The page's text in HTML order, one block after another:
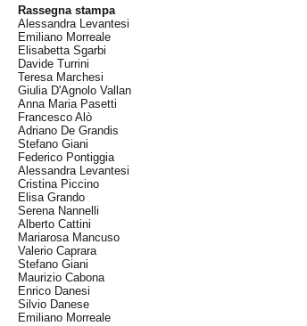
Rassegna stampa
Alessandra Levantesi
Emiliano Morreale
Elisabetta Sgarbi
Davide Turrini
Teresa Marchesi
Giulia D'Agnolo Vallan
Anna Maria Pasetti
Francesco Alò
Adriano De Grandis
Stefano Giani
Federico Pontiggia
Alessandra Levantesi
Cristina Piccino
Elisa Grando
Serena Nannelli
Alberto Cattini
Mariarosa Mancuso
Valerio Caprara
Stefano Giani
Maurizio Cabona
Enrico Danesi
Silvio Danese
Emiliano Morreale